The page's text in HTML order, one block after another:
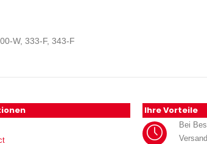
W, 333-F, 343-F
Ihre Vorteile
Bei